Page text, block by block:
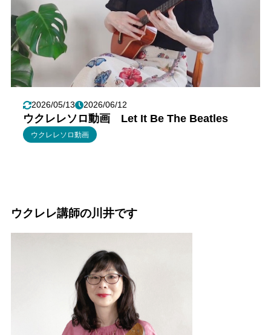
2026/05/13 2026/06/12
ウクレレソロ動画 Let It Be The Beatles
ウクレレソロ動画
ウクレレ講師の川井です